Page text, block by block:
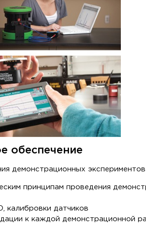
обеспечение
демонстрационных экспериментов
принципам проведения
калибровки датчиков
к каждой демонстрационной